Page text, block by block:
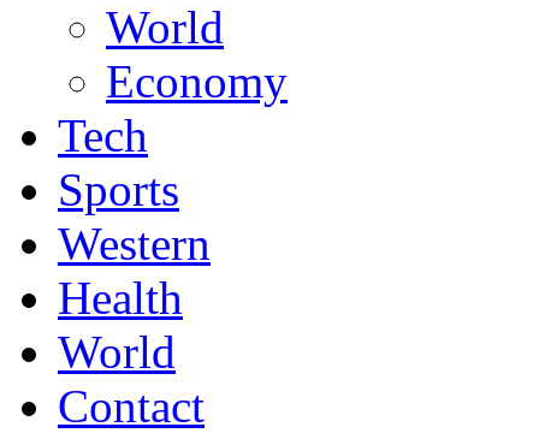
World
Economy
Tech
Sports
Western
Health
World
Contact